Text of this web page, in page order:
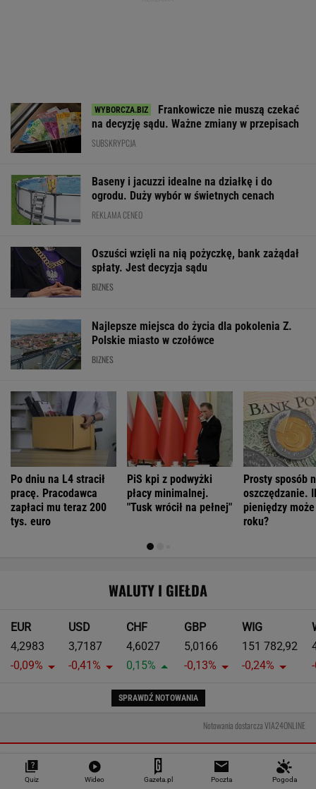
Oszuści wzięli na nią pożyczkę, bank zażądał
spłaty. Jest decyzja sądu
BIZNES
Najlepsze miejsca do życia dla pokolenia Z.
Polskie miasto w czołówce
BIZNES
Po dniu na L4 stracił
pracę. Pracodawca
zapłaci mu teraz 200
PiS kpi z podwyżki
WALUTY I GIEŁDA
EUR
4,2983
-0,09%
USD
3,7187
CHF
4,6027
GBP
5,0166
WIG
151 782,92
-0,24%
Notowania dostarcza VIA24ONLINE
MOTORYZACJA
Quiz Wideo Gazeta.pl Poczta Pogoda